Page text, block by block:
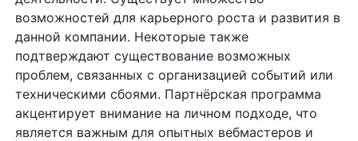
возможностей для карьерного роста и развития в
данной компании. Некоторые также
подтверждают существование возможных
проблем, связанных с организацией событий или
техническими сбоями. Партнёрская программа
акцентирует внимание на личном подходе, что
является важным для опытных вебмастеров и